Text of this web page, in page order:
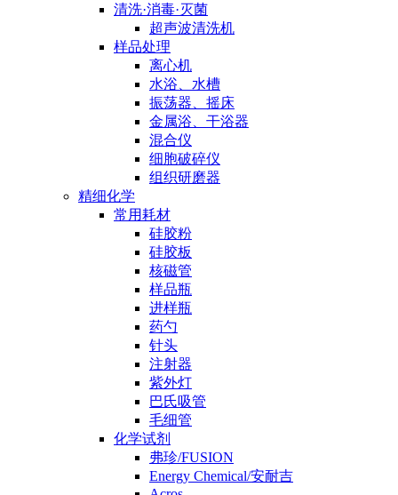
清洗·消毒·灭菌
超声波清洗机
样品处理
离心机
水浴、水槽
振荡器、摇床
金属浴、干浴器
混合仪
细胞破碎仪
组织研磨器
精细化学
常用耗材
硅胶粉
硅胶板
核磁管
样品瓶
进样瓶
药勺
针头
注射器
紫外灯
巴氏吸管
毛细管
化学试剂
弗珍/FUSION
Energy Chemical/安耐吉